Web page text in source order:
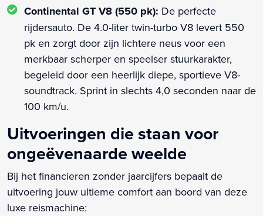
Continental GT V8 (550 pk): De perfecte
rijdersauto. De 4.0-liter twin-turbo V8 levert 550
pk en zorgt door zijn lichtere neus voor een
merkbaar scherper en speelser stuurkarakter,
begeleid door een heerlijk diepe, sportieve V8-
soundtrack. Sprint in slechts 4,0 seconden naar de
100 km/u.
Uitvoeringen die staan voor
ongeëvenaarde weelde
Bij het financieren zonder jaarcijfers bepaalt de
uitvoering jouw ultieme comfort aan boord van deze
luxe reismachine: